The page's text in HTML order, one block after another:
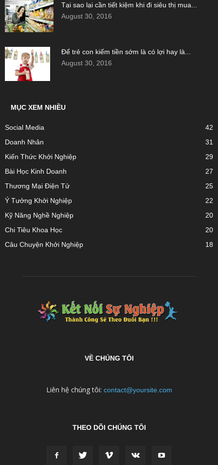
Tại sao lại cần tiết kiệm khi đi siêu thị mua...
August 30, 2016
Để trẻ con kiếm tiền sớm là có lợi hay là...
August 30, 2016
MỤC XEM NHIỀU
Social Media
42
Doanh Nhân
31
Kiến Thức Khởi Nghiệp
29
Bài Học Kinh Doanh
27
Thương Mại Điện Tử
25
Ý Tưởng Khởi Nghiệp
22
Kỹ Năng Nghề Nghiệp
20
Chi Tiêu Khoa Học
20
Câu Chuyện Khởi Nghiệp
18
VỀ CHÚNG TÔI
Liên hệ chúng tôi: contact@yoursite.com
THEO DÕI CHÚNG TÔI